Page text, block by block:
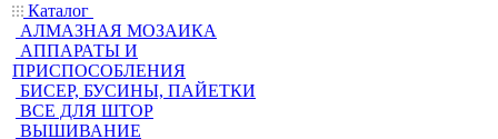
Каталог
АЛМАЗНАЯ МОЗАИКА
АППАРАТЫ И
ПРИСПОСОБЛЕНИЯ
БИСЕР, БУСИНЫ, ПАЙЕТКИ
ВСЕ ДЛЯ ШТОР
ВЫШИВАНИЕ